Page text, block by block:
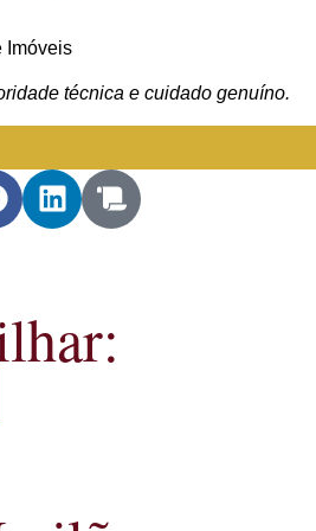
Imóveis
técnica e cuidado genuíno.